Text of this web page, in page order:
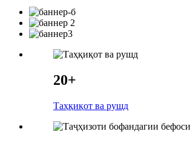
20+
Таҳқиқот ва рушд